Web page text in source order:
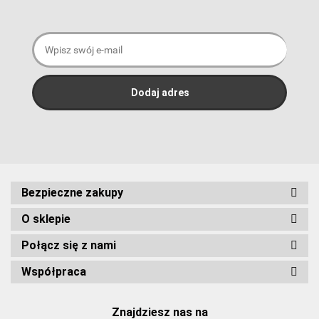
Bezpieczne zakupy
O sklepie
Połącz się z nami
Współpraca
Znajdziesz nas na